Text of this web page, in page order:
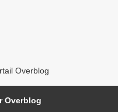
Overblog
Overblog